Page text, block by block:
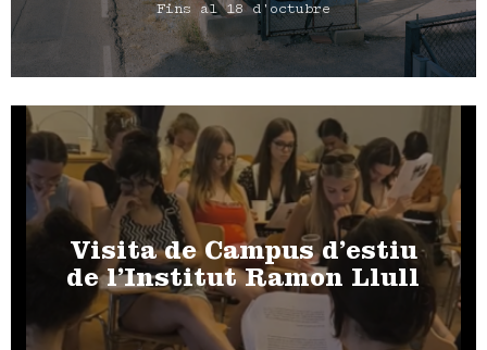
Fins al 18 d'octubre
Visita de Campus d’estiu
de l’Institut Ramon Llull